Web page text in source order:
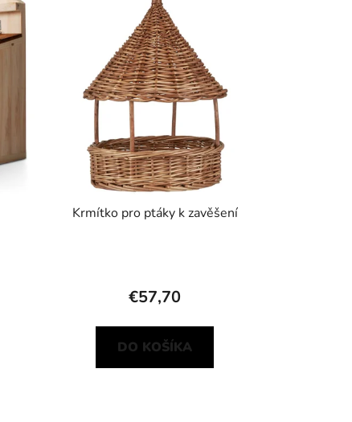
Krmítko pro ptáky k zavěšení
€57,70
DO KOŠÍKA